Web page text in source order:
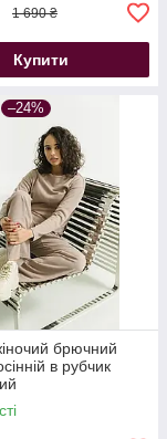
1 690 ₴
Купити
–24%
брючний
в рубчик